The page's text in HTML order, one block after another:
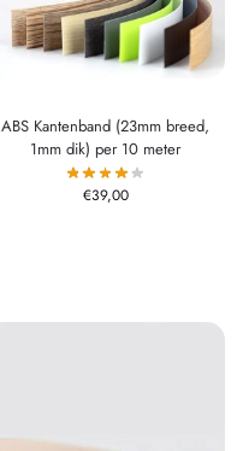
ABS Kantenband (23mm breed,
1mm dik) per 10 meter
€39,00